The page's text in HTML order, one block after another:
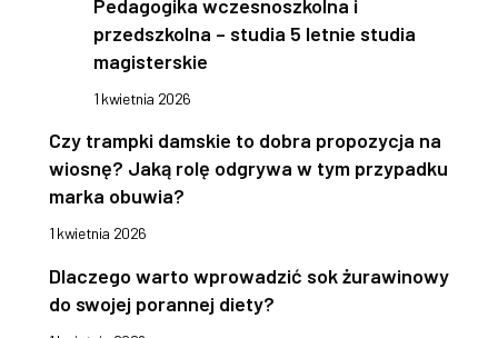
Pedagogika wczesnoszkolna i
przedszkolna – studia 5 letnie studia
magisterskie
1 kwietnia 2026
Czy trampki damskie to dobra propozycja na
wiosnę? Jaką rolę odgrywa w tym przypadku
marka obuwia?
1 kwietnia 2026
Dlaczego warto wprowadzić sok żurawinowy
do swojej porannej diety?